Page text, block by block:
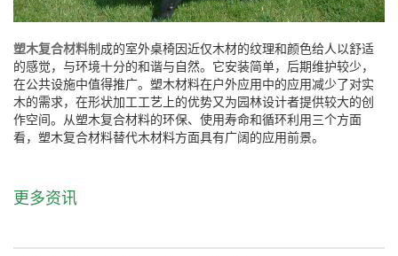
塑木复合材料制成的室外桌椅因近仅木材的纹理和颜色给人以舒适
的感觉，与环境十分的和谐与自然。它安装简单，后期维护较少，
在公共设施中值得推广。塑木材料在户外应用中的应用减少了对实
木的需求，在形状加工工艺上的优势又为园林设计者提供较大的创
作空间。从塑木复合材料的环保、使用寿命和循环利用三个方面
看，塑木复合材料替代木材料方面具有广阔的应用前景。
更多资讯